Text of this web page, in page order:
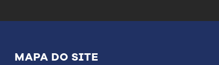
MAPA DO SITE